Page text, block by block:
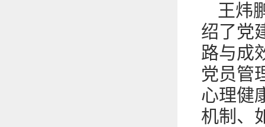
王炜
绍了党
路与成
党员管
心理健
机制、